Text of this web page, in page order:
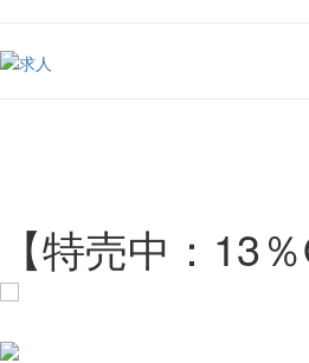
【特売中：13